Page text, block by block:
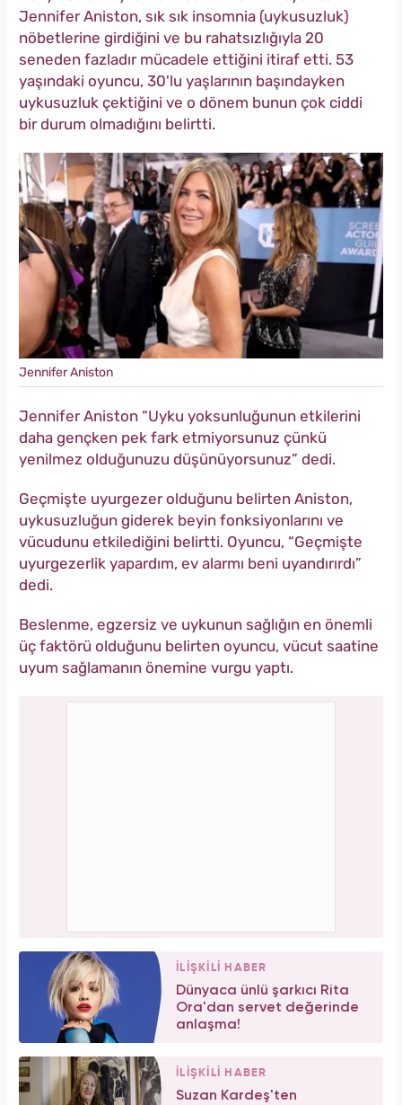
Jennifer Aniston, sık sık insomnia (uykusuzluk)
nöbetlerine girdiğini ve bu rahatsızlığıyla 20
seneden fazladır mücadele ettiğini itiraf etti. 53
yaşındaki oyuncu, 30'lu yaşlarının başındayken
uykusuzluk çektiğini ve o dönem bunun çok ciddi
bir durum olmadığını belirtti.
Jennifer Aniston
Jennifer Aniston “Uyku yoksunluğunun etkilerini
daha gençken pek fark etmiyorsunuz çünkü
yenilmez olduğunuzu düşünüyorsunuz” dedi.
Geçmişte uyurgezer olduğunu belirten Aniston,
uykusuzluğun giderek beyin fonksiyonlarını ve
vücudunu etkilediğini belirtti. Oyuncu, “Geçmişte
uyurgezerlik yapardım, ev alarmı beni uyandırırdı”
dedi.
Beslenme, egzersiz ve uykunun sağlığın en önemli
üç faktörü olduğunu belirten oyuncu, vücut saatine
uyum sağlamanın önemine vurgu yaptı.
İLİŞKİLİ HABER
Dünyaca ünlü şarkıcı Rita
Ora'dan servet değerinde
anlaşma!
İLİŞKİLİ HABER
Suzan Kardeş'ten